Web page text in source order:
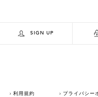
SIGN UP
利用規約 プライバシー